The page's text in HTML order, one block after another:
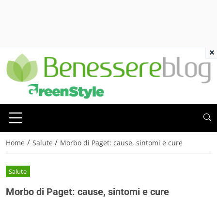
Home / Salute / Morbo di Paget: cause, sintomi e cure
Salute
Morbo di Paget: cause, sintomi e cure
×